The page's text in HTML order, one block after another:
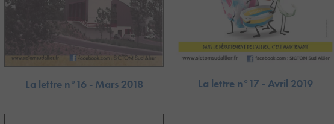
La lettre n°16 - Mars 2018 La lettre n°17 - Avril 2019